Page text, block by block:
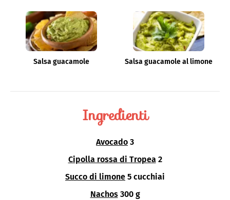
Salsa guacamole Salsa guacamole al limone
Ingredienti
Avocado 3
Cipolla rossa di Tropea 2
Succo di limone 5 cucchiai
Nachos 300 g